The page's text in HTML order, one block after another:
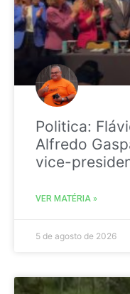
Politica:
Alfredo
vice-
VER MATÉRIA »
5 de agosto de 2026